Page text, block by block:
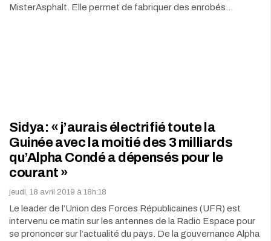
MisterAsphalt. Elle permet de fabriquer des enrobés…
Sidya: « j’aurais électrifié toute la
Guinée avec la moitié des 3 milliards
qu’Alpha Condé a dépensés pour le
courant »
jeudi, 18 avril 2019 à 18h:18
Le leader de l’Union des Forces Républicaines (UFR) est
intervenu ce matin sur les antennes de la Radio Espace pour
se prononcer sur l’actualité du pays. De la gouvernance Alpha